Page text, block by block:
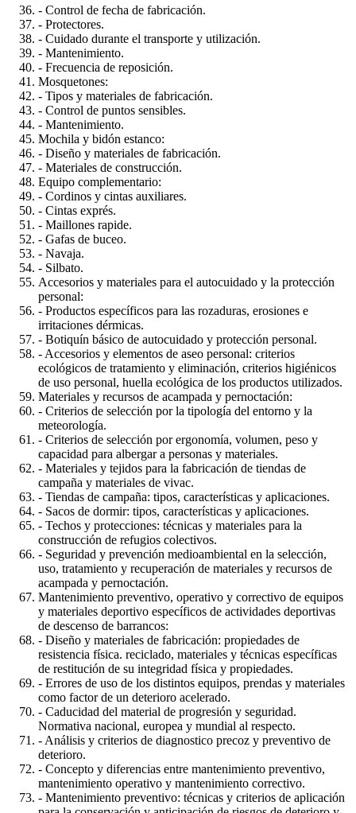
- Control de fecha de fabricación.
- Protectores.
- Cuidado durante el transporte y utilización.
- Mantenimiento.
- Frecuencia de reposición.
Mosquetones:
- Tipos y materiales de fabricación.
- Control de puntos sensibles.
- Mantenimiento.
Mochila y bidón estanco:
- Diseño y materiales de fabricación.
- Materiales de construcción.
Equipo complementario:
- Cordinos y cintas auxiliares.
- Cintas exprés.
- Maillones rapide.
- Gafas de buceo.
- Navaja.
- Silbato.
Accesorios y materiales para el autocuidado y la protección
personal:
- Productos específicos para las rozaduras, erosiones e
irritaciones dérmicas.
- Botiquín básico de autocuidado y protección personal.
- Accesorios y elementos de aseo personal: criterios
ecológicos de tratamiento y eliminación, criterios higiénicos
de uso personal, huella ecológica de los productos utilizados.
Materiales y recursos de acampada y pernoctación:
- Criterios de selección por la tipología del entorno y la
meteorología.
- Criterios de selección por ergonomía, volumen, peso y
capacidad para albergar a personas y materiales.
- Materiales y tejidos para la fabricación de tiendas de
campaña y materiales de vivac.
- Tiendas de campaña: tipos, características y aplicaciones.
- Sacos de dormir: tipos, características y aplicaciones.
- Techos y protecciones: técnicas y materiales para la
construcción de refugios colectivos.
- Seguridad y prevención medioambiental en la selección,
uso, tratamiento y recuperación de materiales y recursos de
acampada y pernoctación.
Mantenimiento preventivo, operativo y correctivo de equipos
y materiales deportivo específicos de actividades deportivas
de descenso de barrancos:
- Diseño y materiales de fabricación: propiedades de
resistencia física. reciclado, materiales y técnicas específicas
de restitución de su integridad física y propiedades.
- Errores de uso de los distintos equipos, prendas y materiales
como factor de un deterioro acelerado.
- Caducidad del material de progresión y seguridad.
Normativa nacional, europea y mundial al respecto.
- Análisis y criterios de diagnostico precoz y preventivo de
deterioro.
- Concepto y diferencias entre mantenimiento preventivo,
mantenimiento operativo y mantenimiento correctivo.
- Mantenimiento preventivo: técnicas y criterios de aplicación